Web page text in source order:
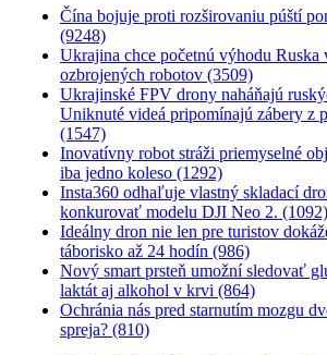
Čína bojuje proti rozširovaniu púští
(9248)
Ukrajina chce početnú výhodu Ruska
ozbrojených robotov (3509)
Ukrajinské FPV drony naháňajú
Uniknuté videá pripomínajú zábery z
(1547)
Inovatívny robot stráži priemyselné
iba jedno koleso (1292)
Insta360 odhaľuje vlastný skladací
konkurovať modelu DJI Neo 2. (1092)
Ideálny dron nie len pre turistov
táborisko až 24 hodín (986)
Nový smart prsteň umožní sledovať
laktát aj alkohol v krvi (864)
Ochránia nás pred starnutím mozgu
spreja? (810)